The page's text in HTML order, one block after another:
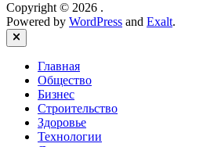
Copyright © 2026 .
Powered by WordPress and Exalt.
Close
Главная
Общество
Бизнес
Строительство
Здоровье
Технологии